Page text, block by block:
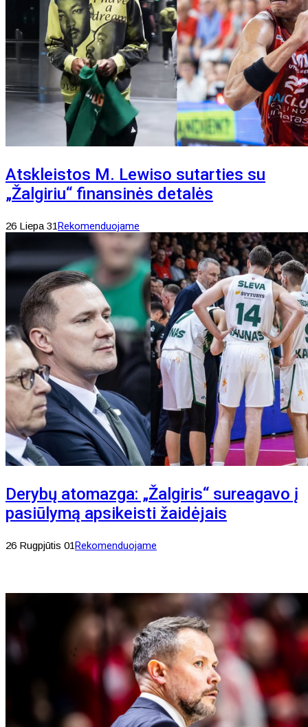
Atskleistos M. Lewiso sutarties su
„Žalgiriu“ finansinės detalės
26 Liepa 31Rekomenduojame
Derybų atomazga: „Žalgiris“ sureagavo į
pasiūlymą apsikeisti žaidėjais
26 Rugpjūtis 01Rekomenduojame